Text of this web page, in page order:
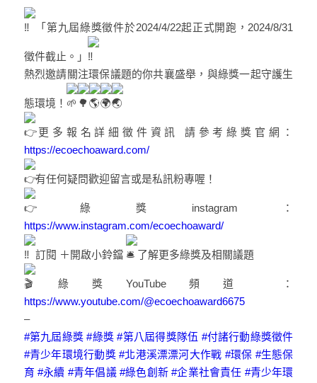
「第九屆綠獎徵件於2024/4/22起正式開跑，2024/8/31
徵件截止。」
熱烈邀請關注環保議題的你共襄盛舉，與綠獎一起守護生
態環境！
更多報名詳細徵件資訊 請參考綠獎官網：
https://ecoechoaward.com/
有任何疑問歡迎留言或是私訊粉專喔！
綠獎instagram：
https://www.instagram.com/ecoechoaward/
訂閱 ＋開啟小鈴鐺 了解更多綠獎及相關議題
綠獎YouTube頻道 ：
https://www.youtube.com/@ecoechoaward6675
–
#第九屆綠獎 #綠獎 #第八屆得獎隊伍 #付諸行動綠獎徵件
#青少年環境行動獎 #北港溪漂漂河大作戰 #環保 #生態保
育 #永續 #青年倡議 #綠色創新 #企業社會責任 #青少年環